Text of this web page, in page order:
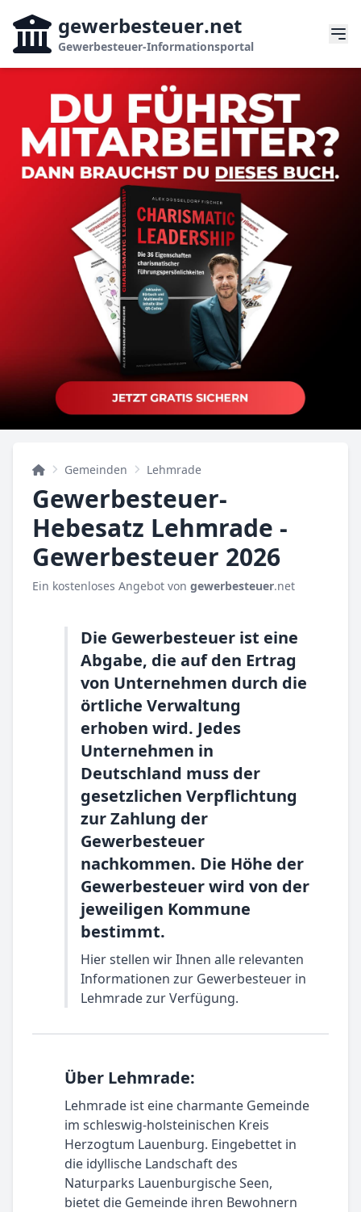
gewerbesteuer.net
Gewerbesteuer-Informationsportal
Gemeinden Lehmrade
Gewerbesteuer-
Hebesatz Lehmrade -
Gewerbesteuer 2026
Ein kostenloses Angebot von gewerbesteuer.net
Die Gewerbesteuer ist eine
Abgabe, die auf den Ertrag
von Unternehmen durch die
örtliche Verwaltung
erhoben wird. Jedes
Unternehmen in
Deutschland muss der
gesetzlichen Verpflichtung
zur Zahlung der
Gewerbesteuer
nachkommen. Die Höhe der
Gewerbesteuer wird von der
jeweiligen Kommune
bestimmt.
Hier stellen wir Ihnen alle relevanten
Informationen zur Gewerbesteuer in
Lehmrade zur Verfügung.
Über Lehmrade:
Lehmrade ist eine charmante Gemeinde
im schleswig-holsteinischen Kreis
Herzogtum Lauenburg. Eingebettet in
die idyllische Landschaft des
Naturparks Lauenburgische Seen,
bietet die Gemeinde ihren Bewohnern